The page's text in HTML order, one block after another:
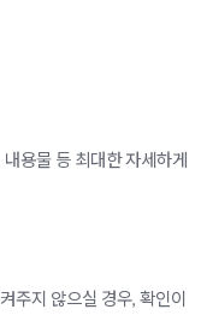
용물 등 최대한 자세하게
주지 않으실 경우, 확인이